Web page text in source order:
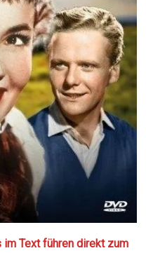
Text führen direkt zum